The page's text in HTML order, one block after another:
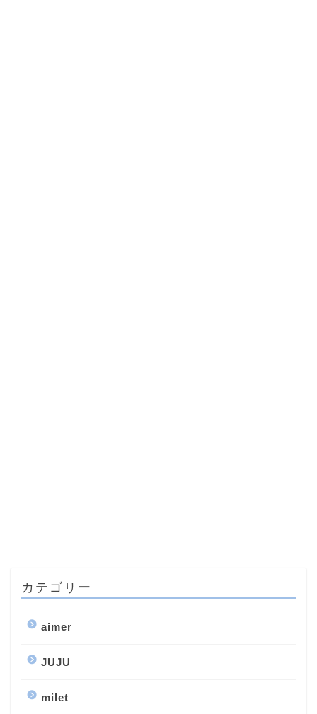
カテゴリー
aimer
JUJU
milet